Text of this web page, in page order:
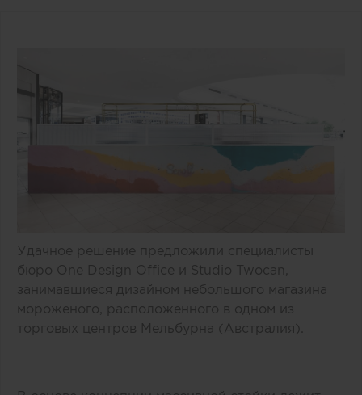
Удачное решение предложили специалисты
бюро One Design Office и Studio Twocan,
занимавшиеся дизайном небольшого магазина
мороженого, расположенного в одном из
торговых центров Мельбурна (Австралия).